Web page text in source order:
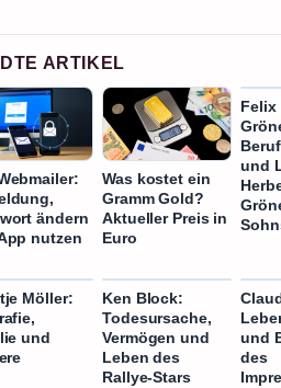
ARTIKEL
ändern
nutzen
Was kostet ein
Gramm Gold?
Aktueller Preis in
Euro
Felix
und
Möller:
und
Ken Block:
Todesursache,
Vermögen und
Leben des
Rallye-Stars
und
des